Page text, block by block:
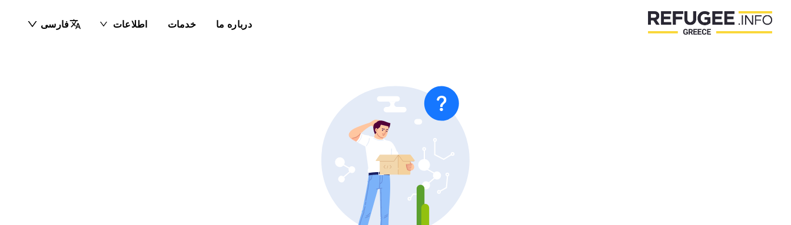
درباره ما خدمات اطلاعات فارسی